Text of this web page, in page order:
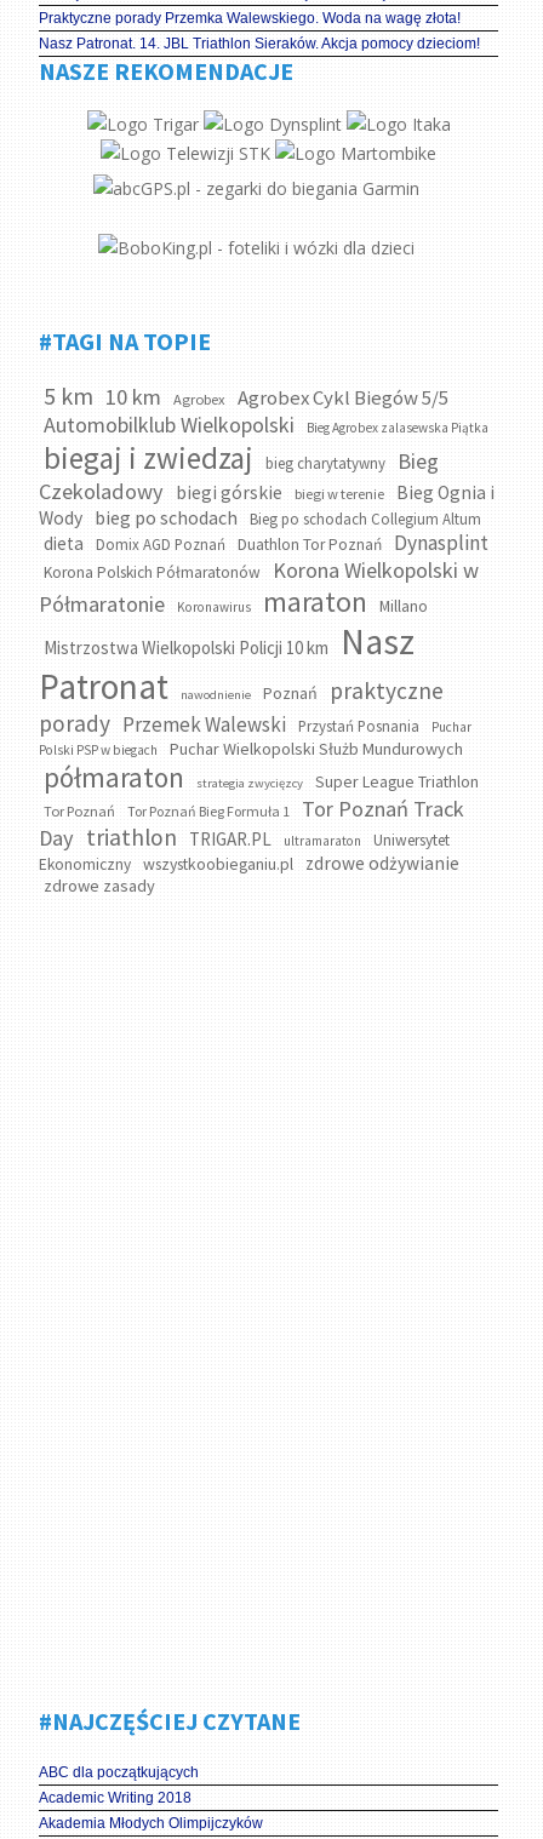
Praktyczne porady Przemka Walewskiego. Woda na wagę złota!
Nasz Patronat. 14. JBL Triathlon Sieraków. Akcja pomocy dzieciom!
NASZE REKOMENDACJE
#TAGI NA TOPIE
5 km 10 km Agrobex Agrobex Cykl Biegów 5/5
Automobilklub Wielkopolski Bieg Agrobex zalasewska Piątka
biegaj i zwiedzaj bieg charytatywny
Bieg
Czekoladowy
biegi górskie biegi w terenie
Bieg Ognia i
Wody bieg po schodach Bieg po schodach Collegium Altum
dieta Domix AGD Poznań Duathlon Tor Poznań Dynasplint
Korona Polskich Półmaratonów
Korona Wielkopolski w
Półmaratonie
Koronawirus maraton Millano
Mistrzostwa Wielkopolski Policji 10 km
Nasz
Patronat
nawodnienie Poznań
praktyczne
porady Przemek Walewski Przystań Posnania
Puchar
Polski PSP w biegach
Puchar Wielkopolski Służb Mundurowych
półmaraton strategia zwycięzcy Super League Triathlon
Tor Poznań Tor Poznań Bieg Formuła 1
Tor Poznań Track
Day triathlon TRIGAR.PL ultramaraton
Uniwersytet
Ekonomiczny
wszystkoobieganiu.pl zdrowe odżywianie
zdrowe zasady
#NAJCZĘŚCIEJ CZYTANE
ABC dla początkujących
Academic Writing 2018
Akademia Młodych Olimpijczyków